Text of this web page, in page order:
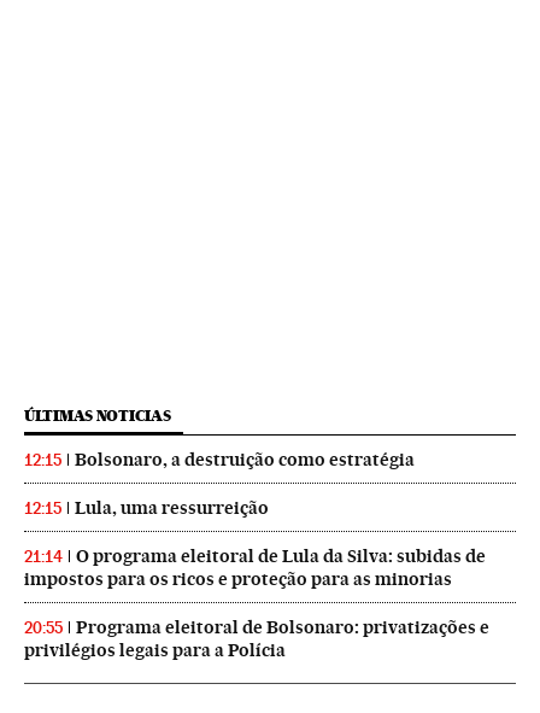
ÚLTIMAS NOTICIAS
12:15 Bolsonaro, a destruição como estratégia
12:15 Lula, uma ressurreição
21:14
O programa eleitoral de Lula da Silva: subidas de
impostos para os ricos e proteção para as minorias
20:55
Programa eleitoral de Bolsonaro: privatizações e
privilégios legais para a Polícia